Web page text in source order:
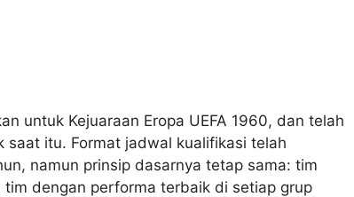
untuk Kejuaraan Eropa UEFA 1960, dan telah
itu. Format jadwal kualifikasi telah
namun prinsip dasarnya tetap sama: tim
dengan performa terbaik di setiap grup